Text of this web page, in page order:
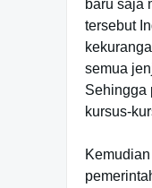
baru saja
tersebut
semua
Sehingga
kursus-